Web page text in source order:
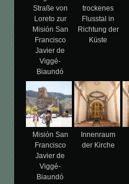
Straße von
Loreto zur
Misión San
Francisco
Javier de
Viggé-
Biaundó
trockenes
Flusstal in
Richtung der
Küste
Misión San
Francisco
Javier de
Viggé-
Biaundó
Innenraum
der Kirche